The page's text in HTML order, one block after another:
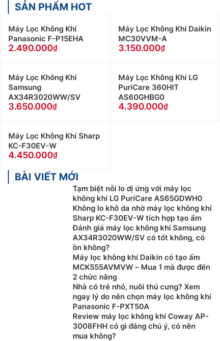
SẢN PHẨM HOT
Máy Lọc Không Khí
Panasonic F-P15EHA
2.490.000
Máy Lọc Không Khí Daikin
MC30VVM-A
3.150.000
Máy Lọc Không Khí
Samsung
AX34R3020WW/SV
3.650.000
Máy Lọc Không Khí LG
PuriCare 360HIT
AS60GHBG0
4.390.000
Máy Lọc Không Khí Sharp
KC-F30EV-W
4.450.000
BÀI VIẾT MỚI
Tạm biệt nỗi lo dị ứng với máy lọc
không khí LG PuriCare AS65GDWH0
Không lo khô da nhờ máy lọc không khí
Sharp KC-F30EV-W tích hợp tạo ẩm
Đánh giá máy lọc không khí Samsung
AX34R3020WW/SV có tốt không, có
ồn không?
Máy lọc không khí Daikin có tạo ẩm
MCK555AVMVW – Mua 1 mà được đến
2 chức năng
Nhà có trẻ nhỏ, nuôi thú cưng? Xem
ngay lý do nên chọn máy lọc không khí
Panasonic F-PXT50A
Review máy lọc không khí Coway AP-
3008FHH có gì đáng chú ý, có nên
mua không?